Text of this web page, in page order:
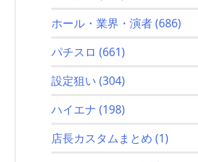
ホール・業界・演者(686)
パチスロ (661)
設定狙い (304)
ハイエナ (198)
店長カスタムまとめ (1)